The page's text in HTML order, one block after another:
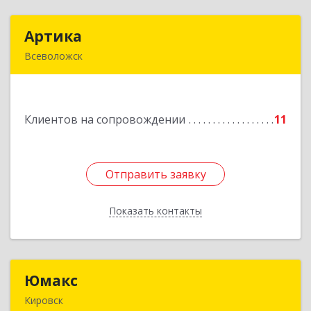
Артика
Всеволожск
Клиентов на сопровождении 11
Отправить заявку
Показать контакты
Подробнее
Отправить заявку
Назад
Юмакс
Кировск